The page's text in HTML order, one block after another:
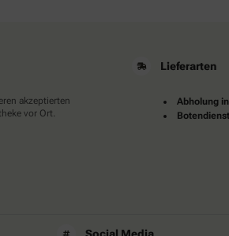
akzeptierten
vor Ort.
Lieferarten
Abholung